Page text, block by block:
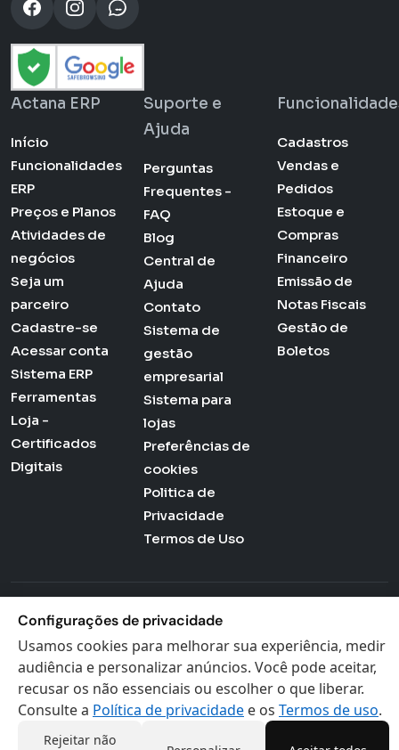
Actana ERP
Início
Funcionalidades
ERP
Preços e Planos
Atividades de
negócios
Seja um
parceiro
Cadastre-se
Acessar conta
Sistema ERP
Ferramentas
Loja -
Certificados
Digitais
Suporte e
Ajuda
Perguntas
Frequentes -
FAQ
Blog
Central de
Ajuda
Contato
Sistema de
gestão
empresarial
Sistema para
lojas
Preferências de
cookies
Politica de
Privacidade
Termos de Uso
Cadastros
Vendas e
Pedidos
Estoque e
Compras
Financeiro
Emissão de
Notas Fiscais
Gestão de
Boletos
Actana © 2026 - Todos os direitos reservados
Configurações de privacidade
Usamos cookies para melhorar sua experiência, medir
audiência e personalizar anúncios. Você pode aceitar,
recusar os não essenciais ou escolher o que liberar.
Consulte a Política de privacidade e os Termos de uso.
Rejeitar não